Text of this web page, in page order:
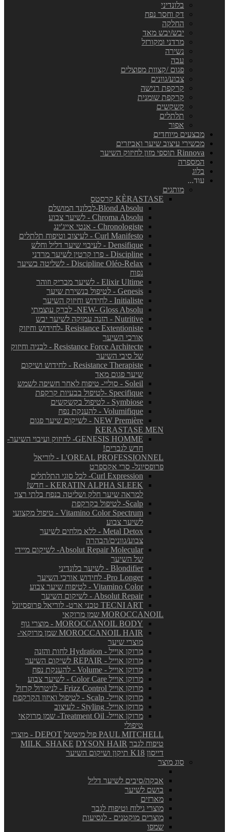
בלונדיני
דק וחסר נפח
החלקה
יבש/יבש מאד
מרדני ומקורזל
נשירה
עבה
פגום /קצוות מפוצלים
צבוע/גוונים
קרקפת רגישה
קרקפת שומנית
קשקשים
תלתלים
אפור
מבצעים מיוחדים
מכשירי עיצוב שיער ואביזרים
Rinnova תוספי מזון לחיזוק השיער
המספרה
בלוג
עוד...
מותגים
KÈRASTASE קרסטס
Blond Absolu-לבלונד המושלם
Chroma Absolu - לשיער צבוע
Chronologiste - אנטי אייג'ינג
Curl Manifesto - לעיצוב וטיפוח תלתלים
Densifique - לעיבוי שיער דליל וחלש
Discipline - פרו קרטין לשיער מרדני
Discipline Oléo-Relax - לשליטה בשיער
נפוח
Elixir Ultime - לשיער מבריק וזוהר
Genesis - לטיפול בנשירת שיער
Initialiste - לחידוש וחיזוק השיער
NEW- Gloss Absolu- לברק עוצמתי
Nutritive - הזנה עמוקה לשיער יבש
Resistance Extentioniste -לחידוש וחיזוק
אורכי השיער
Resistance Force Architecte - לבניה וחיזוק
של סיבי השיער
Resistance Therapiste - לחידוש ושיקום
שיער פגום מאד
Soleil - סוליי- טיפוח לאחר חשיפה לשמש
Specifique -לטיפול בבעיות קרקפת
Symbiose - לטיפול בקשקשים
Volumifique - להענקת נפח
NEW Première - לשיקום שיער פגום
KERASTASE MEN
GENESIS HOMME- לחיזוק ועיבוי השיער-
חדש לגברים!
L'OREAL PROFESSIONNEL - לוריאל
פרופסיונל- סרי אקספרט
Curl Expression- לכל סוגי התלתלים
KERATIN ALPHA SLEEK - חדש!
למראה שיער חלק ושליטה בנפח בלתי רצוי
Scalp- לטיפול בקרקפת
Vitamino Color Spectrum - טיפול מקצועי
לשיער צבוע
Metal Detox - ללא מלחים לשיער
צבוע/גוונים/הבהרה
Absolut Repair Molecular- לשיקום מיידי
של השיער
Blondifier - לשיער בלונדיני
Pro Longer- לחידוש אורכי השיער
Vitamino Color - לטיפוח שיער צבוע
Absolut Repair - לשיקום השיער
TECNI ART טכני ארט- לוריאל פרופסיונל
MOROCCANOIL שמן מרוקאי
MOROCCANOIL BODY - מוצרי גוף
MOROCCANOIL HAIR שמן מרוקאי-
מוצרי שיער
מרוקן אוייל - Hydration לחות והזנה
מרוקן אוייל - REPAIR לשיקום השיער
מרוקן אוייל - Volume - להענקת נפח
מרוקן אוייל Color Care - לשיער צבוע
מרוקן אוייל Frizz Control - לניטרול קרזול
מרוקן אוייל- Scalp - לטיפול ואיזון הקרקפת
מרוקן אוייל- Styling - לעיצוב
מרוקן אוייל- Treatment Oil- שמן מרוקאי
טיפולי
PAUL MITCHELL פול מיטשל
DEPOT - מוצרי
טיפוח לגבר
MILK_SHAKE DYSON HAIR
דייסון K18 תיקון ושיקום השיער
סוג מוצר
אבקה/סיבים לשיער דליל
בושם לשיער
מארזים
מוצרי גילוח וטיפוח לגבר
מוצרים מוקטנים - לנסיעות
שמפו